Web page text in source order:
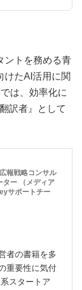
ントを務める青
けたAI活用に関
は、効率化に
訳者』として
報戦略コンサル
ター （メディア
サポートチー
者の書籍を多
重要性に気付
スタートア